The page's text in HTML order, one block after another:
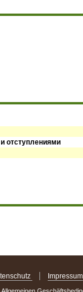
отступлениями
Impressum